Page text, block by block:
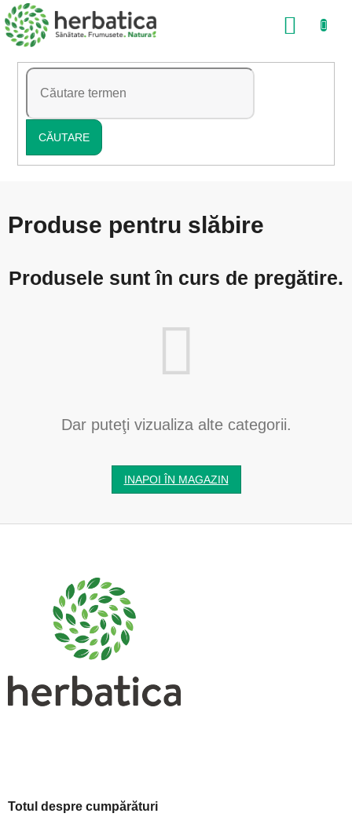
Treci
la
conținut
CĂUTARE
COŞ
Produse pentru slăbire
Produsele sunt în curs de pregătire.
Dar puteţi vizualiza alte categorii.
INAPOI ÎN MAGAZIN
Totul despre cumpărături